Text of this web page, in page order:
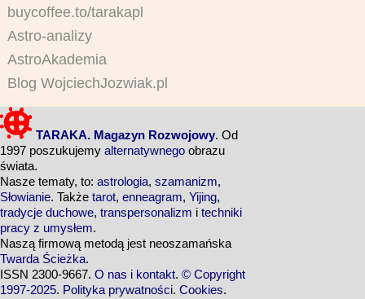
buycoffee.to/tarakapl
Astro-analizy
AstroAkademia
Blog WojciechJozwiak.pl
TARAKA. Magazyn Rozwojowy. Od
1997 poszukujemy alternatywnego obrazu
świata.
Nasze tematy, to: astrologia, szamanizm,
Słowianie. Także tarot, enneagram, Yijing,
tradycje duchowe, transpersonalizm i techniki
pracy z umysłem.
Naszą firmową metodą jest neoszamańska
Twarda Ścieżka.
ISSN 2300-9667. O nas i kontakt. © Copyright
1997-2025. Polityka prywatności. Cookies.